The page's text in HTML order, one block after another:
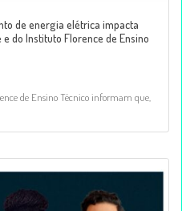
de energia elétrica impacta
do Instituto Florence de Ensino
de Ensino Técnico informam que,